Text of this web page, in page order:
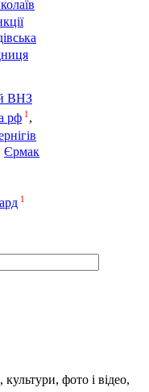
ВНЗ
рф 1 ,
Єрмак
1
культури, фото і відео,